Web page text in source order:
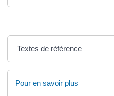
Textes de référence
Pour en savoir plus